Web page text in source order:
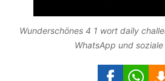
Wunderschönes 4 1 wort daily
WhatsApp und soziale